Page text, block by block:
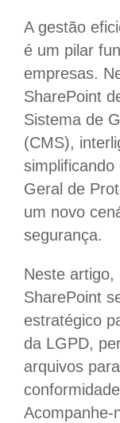
A gestão
é um pilar
empresas.
SharePoint
Sistema de
(CMS),
Geral de
um novo
segurança.
Neste artigo,
SharePoint
estratégico
da LGPD,
arquivos
Acompanhe-